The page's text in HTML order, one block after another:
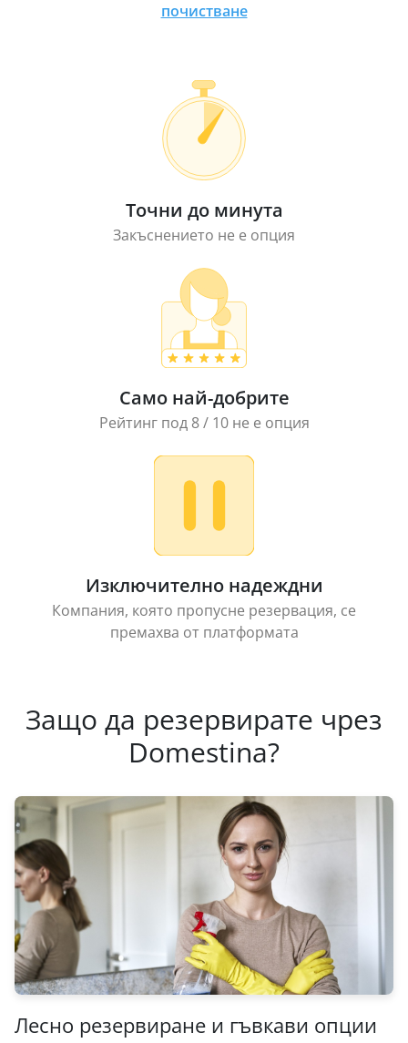
почистване
Точни до минута
Закъснението не е опция
Само най-добрите
Рейтинг под 8 / 10 не е опция
Изключително надеждни
Компания, която пропусне резервация, се
премахва от платформата
Защо да резервирате чрез
Domestina?
Лесно резервиране и гъвкави опции